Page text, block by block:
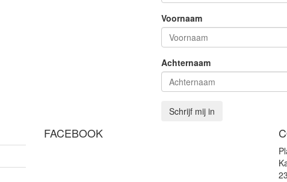
Voornaam
Achternaam
Schrijf mij in
FACEBOOK